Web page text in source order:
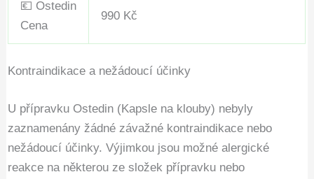
💶 Ostedin
Cena
990 Kč
Kontraindikace a nežádoucí účinky
U přípravku Ostedin (Kapsle na klouby) nebyly
zaznamenány žádné závažné kontraindikace nebo
nežádoucí účinky. Výjimkou jsou možné alergické
reakce na některou ze složek přípravku nebo